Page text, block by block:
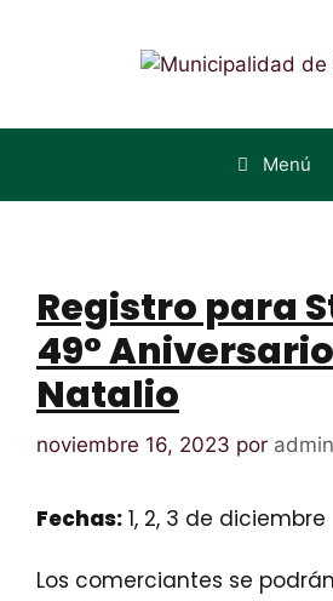
Menú
Registro para
49°
Natalio
noviembre 16, 2023 por admin
Fechas: 1, 2, 3 de diciembre
Los comerciantes se